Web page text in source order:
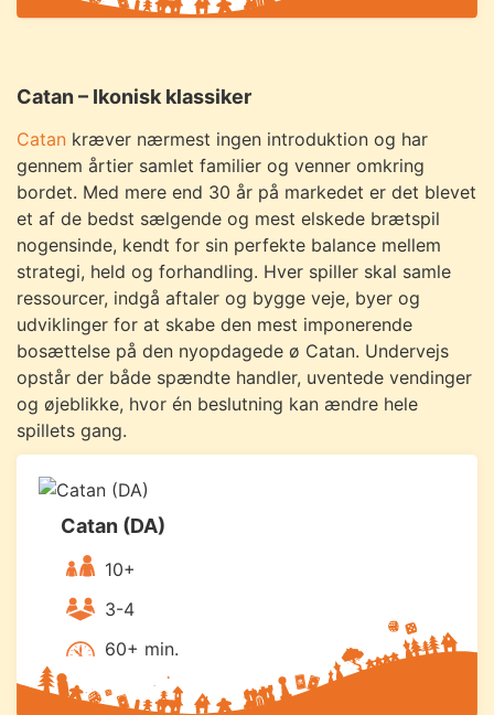
Catan – Ikonisk klassiker
Catan kræver nærmest ingen introduktion og har
gennem årtier samlet familier og venner omkring
bordet. Med mere end 30 år på markedet er det blevet
et af de bedst sælgende og mest elskede brætspil
nogensinde, kendt for sin perfekte balance mellem
strategi, held og forhandling. Hver spiller skal samle
ressourcer, indgå aftaler og bygge veje, byer og
udviklinger for at skabe den mest imponerende
bosættelse på den nyopdagede ø Catan. Undervejs
opstår der både spændte handler, uventede vendinger
og øjeblikke, hvor én beslutning kan ændre hele
spillets gang.
Catan (DA)
10+
3-4
60+ min.